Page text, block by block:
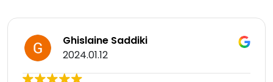
Ghislaine Saddiki
2024.01.12